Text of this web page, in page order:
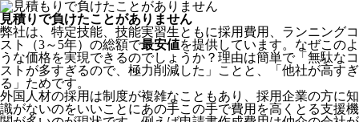
見積りで負けたことがありません
弊社は、特定技能、技能実習生ともに採用費用、ランニングコ
スト（3～5年）の総額で最安値を提供しています。なぜこのよ
うな価格を実現できるのでしょうか？理由は簡単で「無駄なコ
ストが多すぎるので、極力削減した」ことと、
「他社が高すぎ
る」 ためです。
外国人材の採用は制度が複雑なこともあり、採用企業の方に知
識がないのをいいことにあの手この手で費用を高くとる支援機